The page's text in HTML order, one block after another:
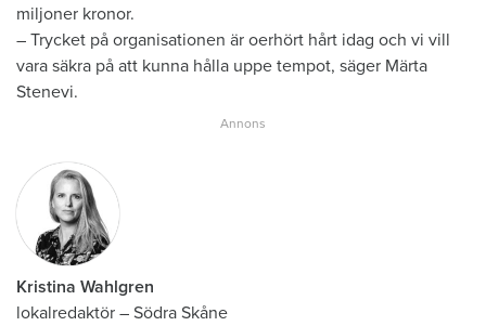
miljoner kronor.
– Trycket på organisationen är oerhört hårt idag och vi vill
vara säkra på att kunna hålla uppe tempot, säger Märta
Stenevi.
Kristina Wahlgren
lokalredaktör – Södra Skåne